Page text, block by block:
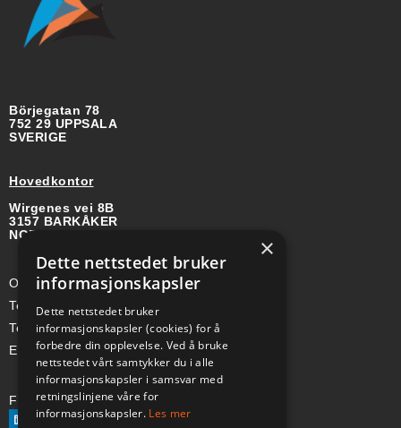
Börjegatan 78
752 29 UPPSALA
SVERIGE
Hovedkontor
Wirgenes vei 8B
3157 BARKÅKER
NORGE
Org-nr: 985 958 203 MVA
Telefon (Nor): +47 334 50 910
Telefon (Swe): +46 70-748 08 19
E-post: sales@a-ss.net
Følg oss på:
×
Dette nettstedet bruker
informasjonskapsler
Dette nettstedet bruker
informasjonskapsler (cookies) for å
forbedre din opplevelse. Ved å bruke
nettstedet vårt samtykker du i alle
informasjonskapsler i samsvar med
retningslinjene våre for
informasjonskapsler. Les mer